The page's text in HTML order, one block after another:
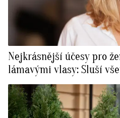
Nejkrásnější účesy pro
lámavými vlasy: Sluší